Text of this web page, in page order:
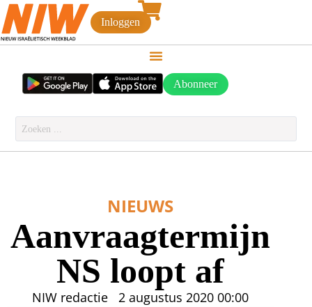
Inloggen
Abonneer
NIEUWS
Aanvraagtermijn
NS loopt af
NIW redactie 2 augustus 2020 00:00